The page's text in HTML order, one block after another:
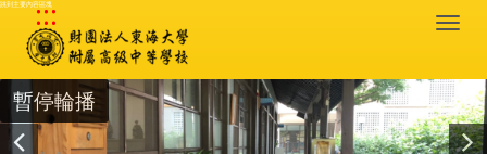
跳到主要內容區塊
:::
暫停輪播